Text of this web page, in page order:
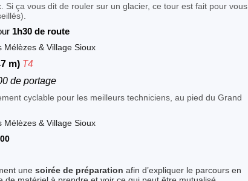
Si ça vous dit de rouler sur un glacier, ce tour est fait pour vous
1h30 de route
Mélèzes & Village Sioux
m) T4
de portage
cyclable pour les meilleurs techniciens, au pied du Grand
Mélèzes & Village Sioux
une soirée de préparation afin d’expliquer le parcours en